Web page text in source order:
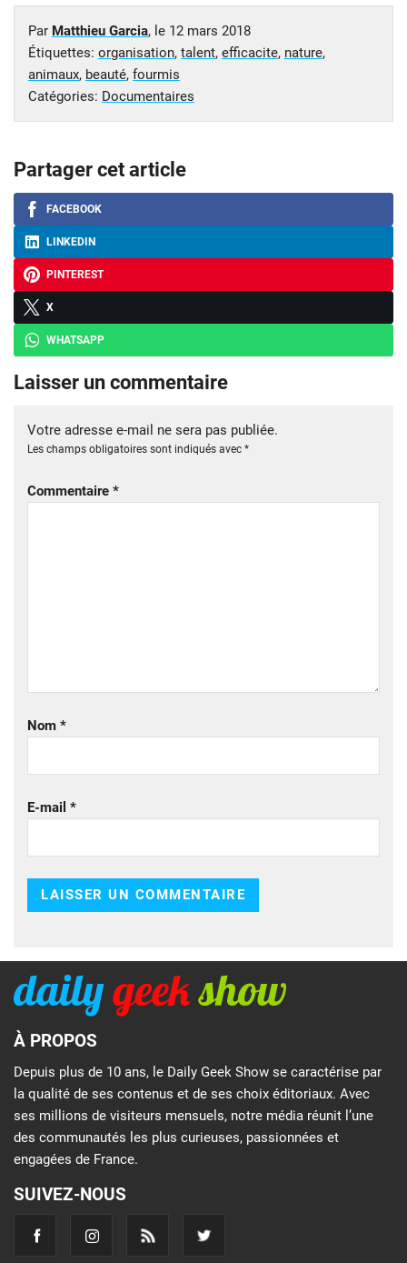
Par Matthieu Garcia, le 12 mars 2018
Étiquettes: organisation, talent, efficacite, nature,
animaux, beauté, fourmis
Catégories: Documentaires
Partager cet article
FACEBOOK
LINKEDIN
PINTEREST
X
WHATSAPP
Laisser un commentaire
Votre adresse e-mail ne sera pas publiée.
Les champs obligatoires sont indiqués avec *
Commentaire *
Nom *
E-mail *
À PROPOS
Depuis plus de 10 ans, le Daily Geek Show se caractérise par
la qualité de ses contenus et de ses choix éditoriaux. Avec
ses millions de visiteurs mensuels, notre média réunit l’une
des communautés les plus curieuses, passionnées et
engagées de France.
SUIVEZ-NOUS